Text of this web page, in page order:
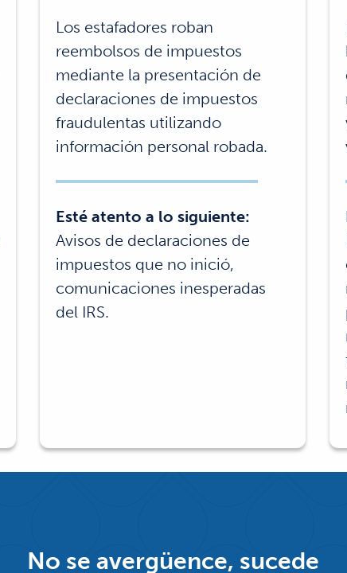
Los estafadores roban
reembolsos de impuestos
mediante la presentación de
declaraciones de impuestos
fraudulentas utilizando
información personal robada.
Esté atento a lo siguiente:
Avisos de declaraciones de
impuestos que no inició,
comunicaciones inesperadas
del IRS.
No se avergüence, sucede